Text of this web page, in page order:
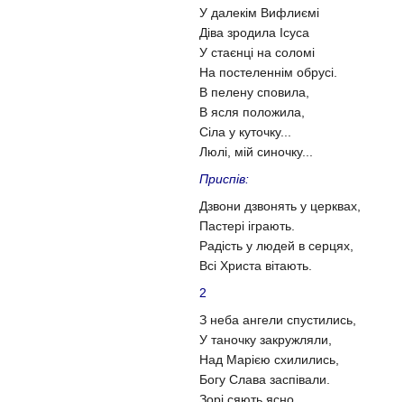
У далекім Вифлиємі
Діва зродила Ісуса
У стаєнці на соломі
На постеленнім обрусі.
В пелену сповила,
В ясля положила,
Сіла у куточку...
Люлі, мій синочку...
Приспів:
Дзвони дзвонять у церквах,
Пастері іграють.
Радість у людей в серцях,
Всі Христа вітають.
2
З неба ангели спустились,
У таночку закружляли,
Над Марією схилились,
Богу Слава заспівали.
Зорі сяють ясно,